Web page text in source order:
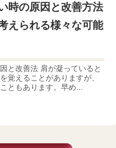
時の原因と改善方法
えられる様々な可能
と改善法 肩が凝っていると
覚えることがありますが、
ともあります。早め...